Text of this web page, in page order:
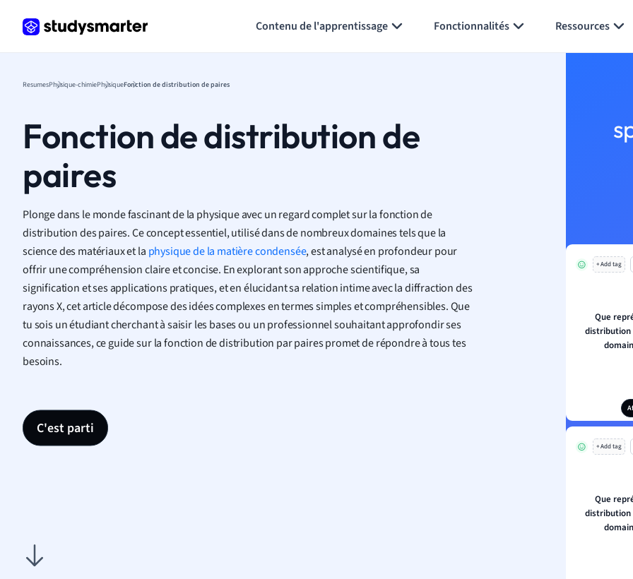
Contenu de l'apprentissage Fonctionnalités Ressources
ResumesPhysique-chimiePhysiqueFonction de distribution de paires
Fonction de distribution de
paires
Plonge dans le monde fascinant de la physique avec un regard complet sur la fonction de
distribution des paires. Ce concept essentiel, utilisé dans de nombreux domaines tels que la
science des matériaux et la physique de la matière condensée, est analysé en profondeur pour
offrir une compréhension claire et concise. En explorant son approche scientifique, sa
signification et ses applications pratiques, et en élucidant sa relation intime avec la diffraction des
rayons X, cet article décompose des idées complexes en termes simples et compréhensibles. Que
tu sois un étudiant cherchant à saisir les bases ou un professionnel souhaitant approfondir ses
connaissances, ce guide sur la fonction de distribution par paires promet de répondre à tous tes
besoins.
C'est parti
+ Add tag
Que
distribution
+ Add tag
Que
distribution